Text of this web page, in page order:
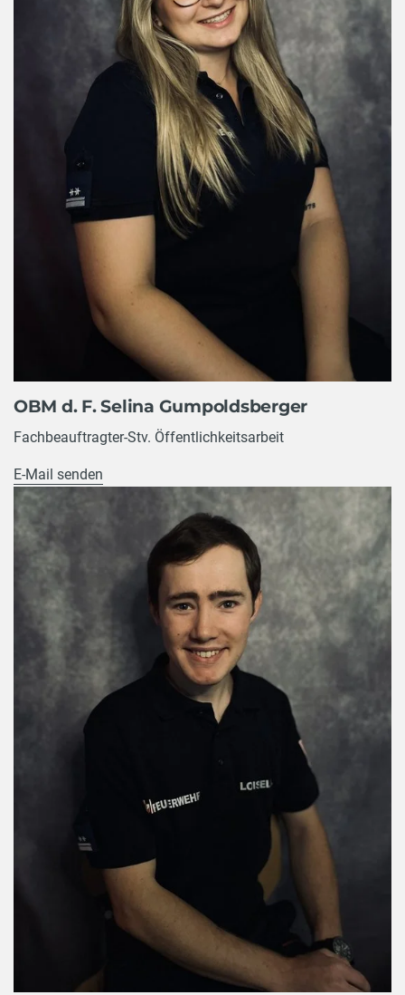
OBM d. F. Selina Gumpoldsberger
Fachbeauftragter-Stv. Öffentlichkeitsarbeit
E-Mail senden